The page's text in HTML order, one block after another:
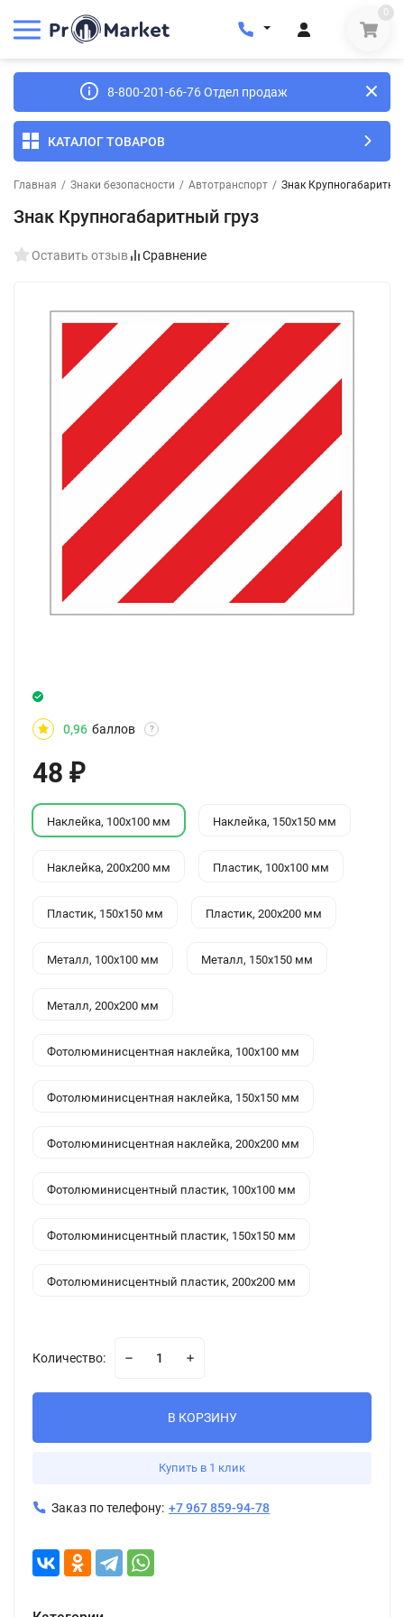
0
8-800-201-66-76 Отдел продаж
КАТАЛОГ ТОВАРОВ
Главная / Знаки безопасности / Автотранспорт / Знак
Знак Крупногабаритный груз
Оставить отзыв Сравнение
0,96 баллов ?
48 ₽
Наклейка, 100x100 мм Наклейка, 150x150 мм
Наклейка, 200x200 мм Пластик, 100x100 мм
Пластик, 150x150 мм Пластик, 200x200 мм
Металл, 100x100 мм Металл, 150x150 мм
Металл, 200x200 мм
Фотолюминисцентная наклейка, 100x100 мм
Фотолюминисцентная наклейка, 150x150 мм
Фотолюминисцентная наклейка, 200x200 мм
Фотолюминисцентный пластик, 100x100 мм
Фотолюминисцентный пластик, 150x150 мм
Фотолюминисцентный пластик, 200x200 мм
Количество:
В КОРЗИНУ
Купить в 1 клик
Заказ по телефону: +7 967 859-94-78